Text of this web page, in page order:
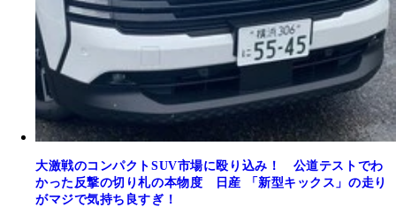
大激戦のコンパクトSUV市場に殴り込み！ 公道テストでわ
かった反撃の切り札の本物度 日産 「新型キックス」の走り
がマジで気持ち良すぎ！